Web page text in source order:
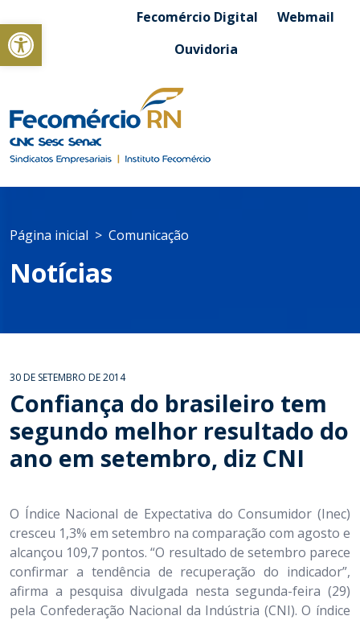
Abrir a barra de ferramentasFecomércio Digital
Webmail
Ouvidoria
Página inicial Comunicação
Notícias
30 DE SETEMBRO DE 2014
Confiança do brasileiro tem
segundo melhor resultado do
ano em setembro, diz CNI
O Índice Nacional de Expectativa do Consumidor (Inec)
cresceu 1,3% em setembro na comparação com agosto e
alcançou 109,7 pontos. “O resultado de setembro parece
confirmar a tendência de recuperação do indicador”,
afirma a pesquisa divulgada nesta segunda-feira (29)
pela Confederação Nacional da Indústria (CNI). O índice